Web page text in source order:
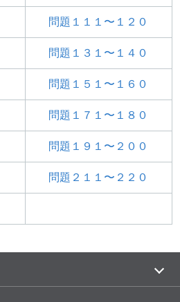
問題１１１〜１２０
問題１３１〜１４０
問題１５１〜１６０
問題１７１〜１８０
問題１９１〜２００
問題２１１〜２２０